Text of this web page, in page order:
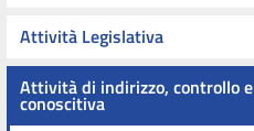
Attività Legislativa
Attività di indirizzo, controllo e
conoscitiva